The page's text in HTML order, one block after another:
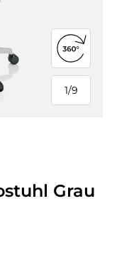
1/
von
9
360°-
Grau